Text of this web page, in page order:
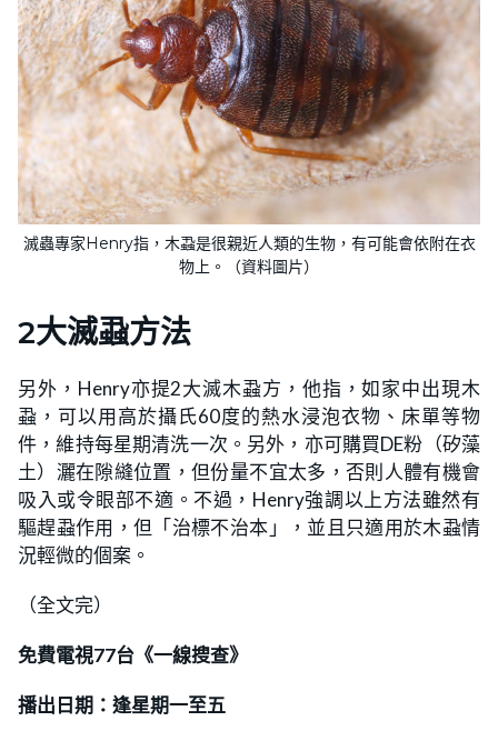
滅蟲專家Henry指，木蝨是很親近人類的生物，有可能會依附在衣
物上。（資料圖片）
2大滅蝨方法
另外，Henry亦提2大滅木蝨方，他指，如家中出現木
蝨，可以用高於攝氏60度的熱水浸泡衣物、床單等物
件，維持每星期清洗一次。另外，亦可購買DE粉（矽藻
土）灑在隙縫位置，但份量不宜太多，否則人體有機會
吸入或令眼部不適。不過，Henry強調以上方法雖然有
驅趕蝨作用，但「治標不治本」，並且只適用於木蝨情
況輕微的個案。
（全文完）
免費電視77台《一線搜查》
播出日期：逢星期一至五